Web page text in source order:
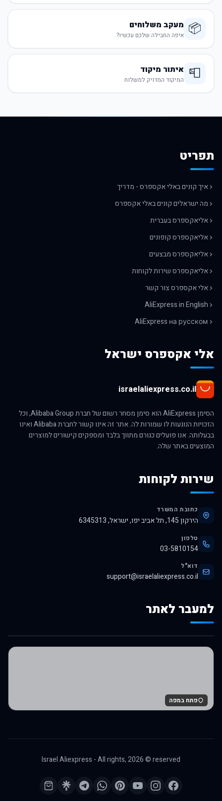
📦 מעקב משלוחים
איפה החבילה שלכם עכשיו?
📮 איתור מיקוד
המיקוד המדויק למשלוח
תפריט
איך קונים באלי אקספרס - מדריך
מה ישראלים קונים באלי אקספרס
אליאקספרס בעברית
אליאקספרס קופונים
אליאקספרס מבצעים
אליאקספרס שירות לקוחות
אלי אקספרס צור קשר
AliExpress in English
AliExpress на русском
אלי אקספרס ישראל
israelaliexpress.co.il
הסימן AliExpress הוא סימן מסחר רשום של חברת Alibaba Group, וכל
הזכויות הנוגעות לו שמורות לה. אתר זה אינו קשור לחברת Alibaba ואינו
בבעלותה. אנו פועלים כגורם מתווך בלבד ומספקים קישורים למוצרים
המוצעים באתר שלה.
שירות לקוחות
כתובת המשרד
הירקון 145, תל אביב יפו, ישראל, 6345313
טלפון
03-5810154
דוא"ל
support@israelaliexpress.co.il
למעבר לאתר
לרכישה באלי אקספרס
פתח במפה
Israel Aliexpress - All rights,2026© reserved